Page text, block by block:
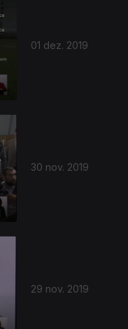
01 dez. 2019
30 nov. 2019
29 nov. 2019